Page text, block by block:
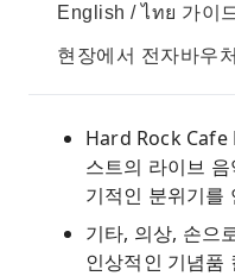
English / ไทย 가이
현장에서 전자바우
Hard Rock Cafe
스트의 라이브
기적인 분위기를
기타, 의상, 손으
인상적인 기념품